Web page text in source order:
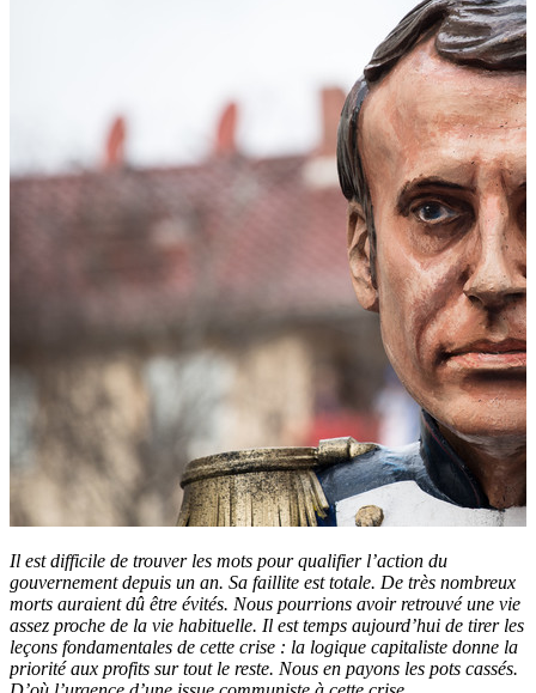
Il est difficile de trouver les mots pour qualifier l’action du
gouvernement depuis un an. Sa faillite est totale. De très nombreux
morts auraient dû être évités. Nous pourrions avoir retrouvé une vie
assez proche de la vie habituelle. Il est temps aujourd’hui de tirer les
leçons fondamentales de cette crise : la logique capitaliste donne la
priorité aux profits sur tout le reste. Nous en payons les pots cassés.